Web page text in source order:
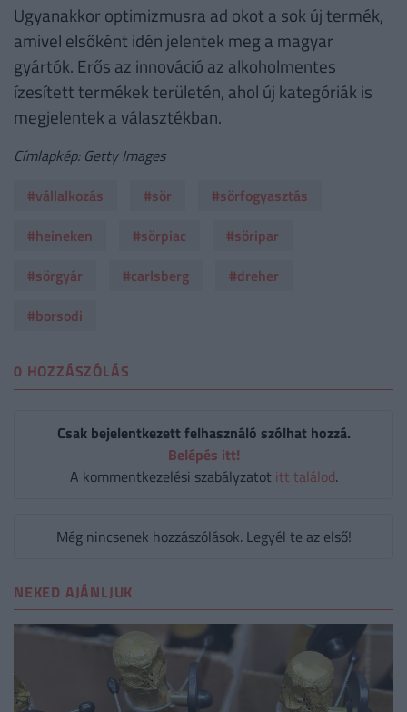
Ugyanakkor optimizmusra ad okot a sok új termék,
amivel elsőként idén jelentek meg a magyar
gyártók. Erős az innováció az alkoholmentes
ízesített termékek területén, ahol új kategóriák is
megjelentek a választékban.
Címlapkép: Getty Images
#vállalkozás
#sör
#sörfogyasztás
#heineken
#sörpiac
#söripar
#sörgyár
#carlsberg
#dreher
#borsodi
0 HOZZÁSZÓLÁS
Csak bejelentkezett felhasználó szólhat hozzá.
Belépés itt!
A kommentkezelési szabályzatot itt találod.
Még nincsenek hozzászólások. Legyél te az első!
NEKED AJÁNLJUK